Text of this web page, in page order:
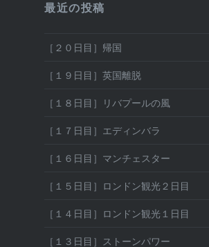
最近の投稿
［２０日目］帰国
［１９日目］英国離脱
［１８日目］リバプールの風
［１７日目］エディンバラ
［１６日目］マンチェスター
［１５日目］ロンドン観光２日目
［１４日目］ロンドン観光１日目
［１３日目］ストーンパワー